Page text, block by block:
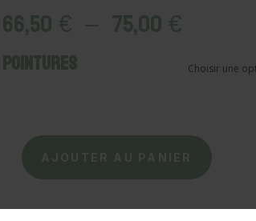
66,50€ – 75,00€
prix :
66,50 €
Pointures
quantité
SHEPHERD
AJOUTER AU PANIER